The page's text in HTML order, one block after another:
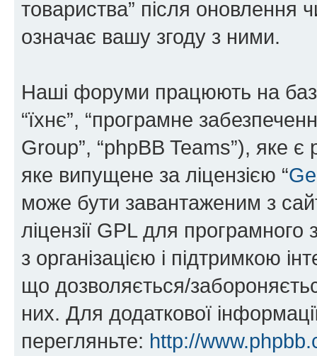
товариства” після оновлення
означає вашу згоду з ними.
Наші форуми працюють на
“їхнє”, “програмне
Group”, “phpBB Teams”), яке
яке випущене за ліцензією “
може бути завантаженим з
ліцензії GPL для
з організацією і підтримкою
що дозволяється/
них. Для додаткової
перегляньте: http://